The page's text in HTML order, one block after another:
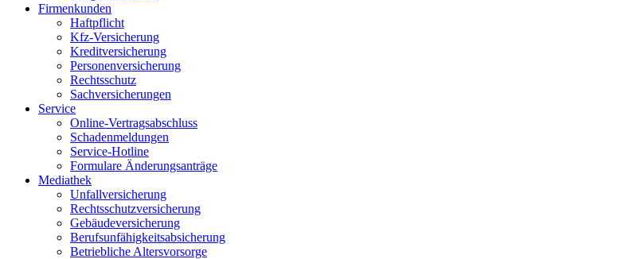
Firmenkunden
Haftpflicht
Kfz-Versicherung
Kreditversicherung
Personenversicherung
Rechtsschutz
Sachversicherungen
Service
Online-Vertragsabschluss
Schadenmeldungen
Service-Hotline
Formulare Änderungsanträge
Mediathek
Unfallversicherung
Rechtsschutzversicherung
Gebäudeversicherung
Berufsunfähigkeitsabsicherung
Betriebliche Altersvorsorge